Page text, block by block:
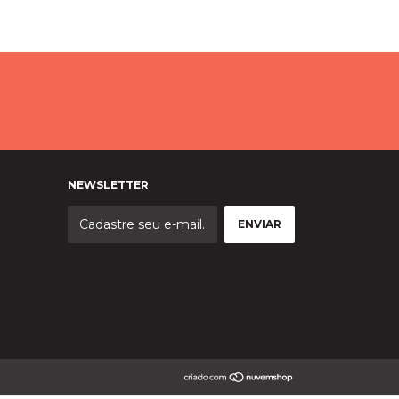
NEWSLETTER